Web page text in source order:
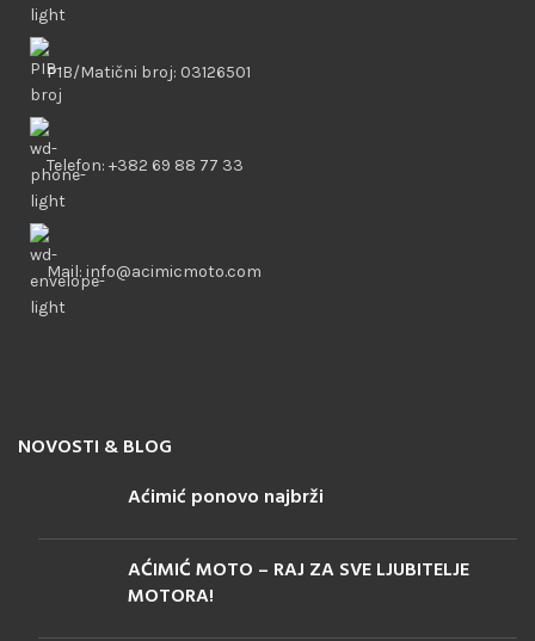
PIB/Matični broj: 03126501
Telefon: +382 69 88 77 33
Mail: info@acimicmoto.com
NOVOSTI & BLOG
Aćimić ponovo najbrži
AĆIMIĆ MOTO – RAJ ZA SVE LJUBITELJE
MOTORA!